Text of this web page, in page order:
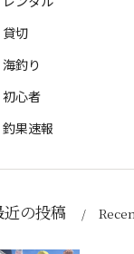
貸切
海釣り
初心者
釣果速報
近の投稿